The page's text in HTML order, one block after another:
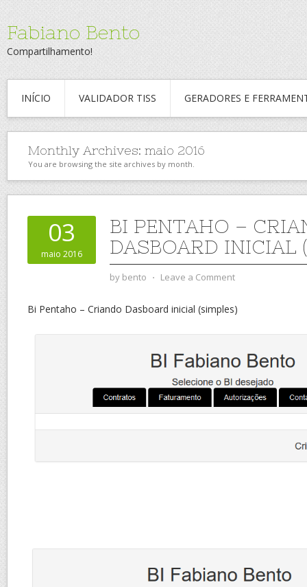
Fabiano Bento
Compartilhamento!
INÍCIO VALIDADOR TISS GERADORES E
Monthly Archives: maio 2016
You are browsing the site archives by month.
03
maio 2016
BI PENTAHO –
DASBOARD INICIAL
by bento ⋅ Leave a Comment
Bi Pentaho – Criando Dasboard inicial (simples)